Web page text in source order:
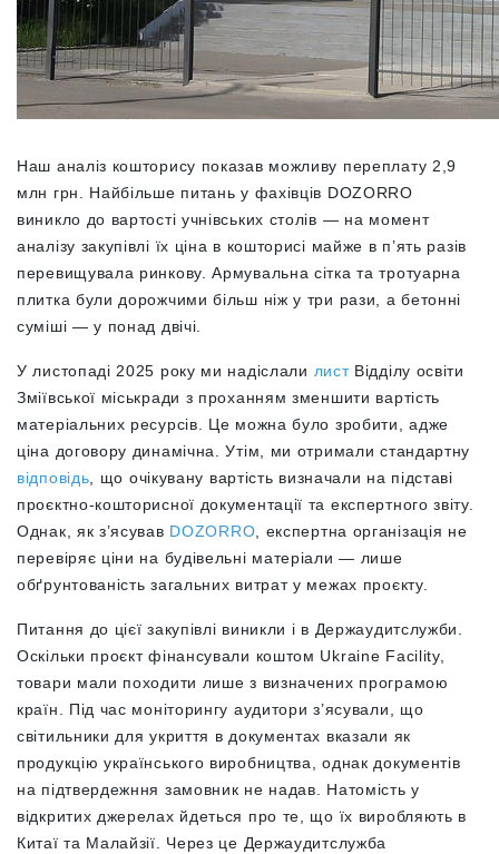
Наш аналіз кошторису показав можливу переплату 2,9
млн грн. Найбільше питань у фахівців DOZORRO
виникло до вартості учнівських столів — на момент
аналізу закупівлі їх ціна в кошторисі майже в п’ять разів
перевищувала ринкову. Армувальна сітка та тротуарна
плитка були дорожчими більш ніж у три рази, а бетонні
суміші — у понад двічі.
У листопаді 2025 року ми надіслали листВідділу освіти
Зміївської міськради з проханням зменшити вартість
матеріальних ресурсів. Це можна було зробити, адже
ціна договору динамічна. Утім, ми отримали стандартну
відповідь, що очікувану вартість визначали на підставі
проєктно-кошторисної документації та експертного звіту.
Однак, як з’ясував DOZORRO, експертна організація не
перевіряє ціни на будівельні матеріали — лише
обґрунтованість загальних витрат у межах проєкту.
Питання до цієї закупівлі виникли і в Держаудитслужби.
Оскільки проєкт фінансували коштом Ukraine Facility,
товари мали походити лише з визначених програмою
країн. Під час моніторингу аудитори з’ясували, що
світильники для укриття в документах вказали як
продукцію українського виробництва, однак документів
на підтвердежння замовник не надав. Натомість у
відкритих джерелах йдеться про те, що їх виробляють в
Китаї та Малайзії. Через це Держаудитслужба